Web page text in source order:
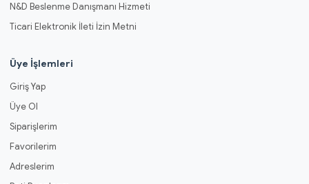
N&D Beslenme Danışmanı Hizmeti
Ticari Elektronik İleti İzin Metni
Üye İşlemleri
Giriş Yap
Üye Ol
Siparişlerim
Favorilerim
Adreslerim